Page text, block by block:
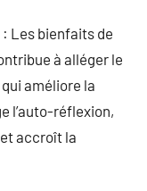
Les bienfaits de
à alléger le
améliore la
l’auto-réflexion,
accroît la